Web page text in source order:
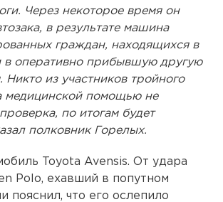
Через некоторое время он
в результате машина
граждан, находящихся в
в оперативно прибывшую другую
из участников тройного
медицинской помощью не
по итогам будет
полковник Горелых.
Toyota Avensis. От удара
Polo, ехавший в попутном
пояснил, что его ослепило